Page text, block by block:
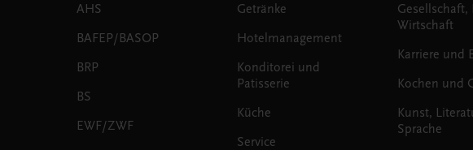
AHS
BAFEP/BASOP
BRP
BS
EWF/ZWF
Getränke
Hotelmanagement
Konditorei und
Patisserie
Küche
Service
Gesellschaft,
Wirtschaft
Karriere und
Kochen und
Kunst,
Sprache